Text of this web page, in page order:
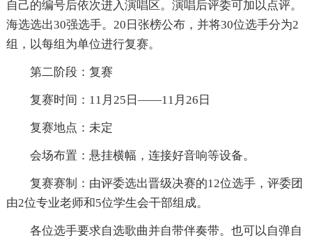
自己的编号后依次进入演唱区。演唱后评委可加以点评。
海选选出30强选手。20日张榜公布，并将30位选手分为2
组，以每组为单位进行复赛。
第二阶段：复赛
复赛时间：11月25日——11月26日
复赛地点：未定
会场布置：悬挂横幅，连接好音响等设备。
复赛赛制：由评委选出晋级决赛的12位选手，评委团
由2位专业老师和5位学生会干部组成。
各位选手要求自选歌曲并自带伴奏带。也可以自弹自